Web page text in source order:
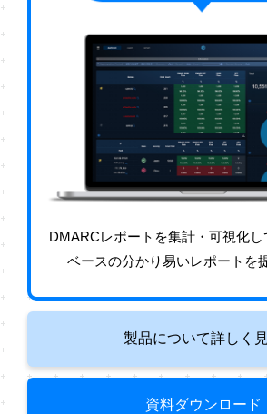
DMARCレポートを集計・可視化
ベースの分かり易いレポートを
製品について詳しく
資料ダウンロード